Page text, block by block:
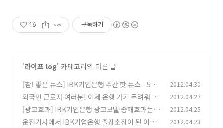
16 구독하기
'라이프 log' 카테고리의 다른 글
[참! 좋은 뉴스] IBK기업은행 주간 핫 뉴스 - 5월
1주차
(13)
2012.04.30
외국인 근로자 여러분! 이제 은행 가기 두려워 마
세요!
(25)
2012.04.27
[광고효과] IBK기업은행 광고모델 송해효과는
얼마일까?
(28)
2012.04.25
운전기사에서 IBK기업은행 출장소장이 된 이철
2012.04.23